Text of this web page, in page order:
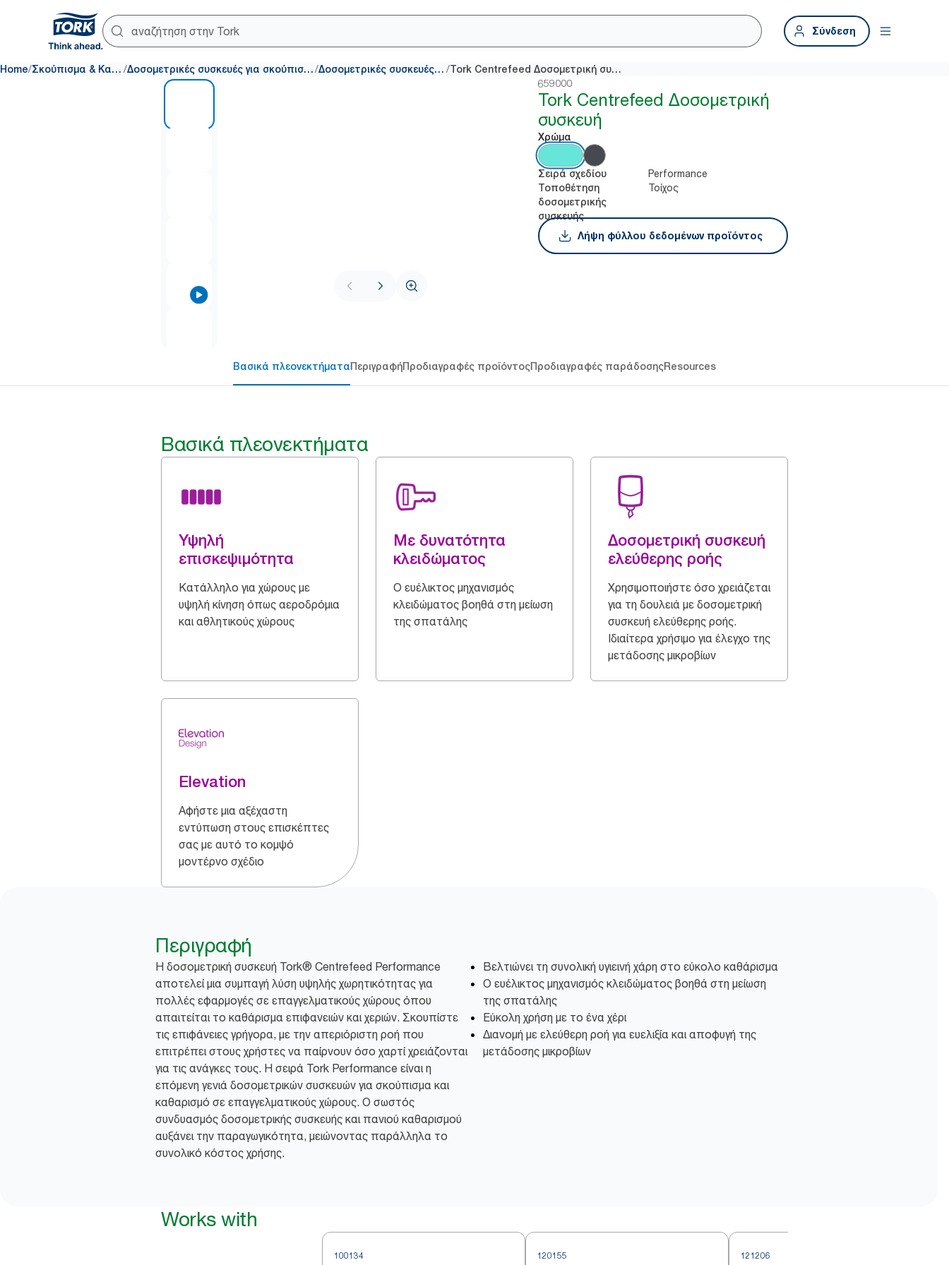
Σύνδεση
Home/ Σκούπισμα & Καθαρισμός / Δοσομετρικές συσκευές για σκούπισμα & καθάρισμα/ Δοσομετρικές συσκευές centerfeed / Tork Centrefeed Δοσομετρική συσκευή
659000
Tork Centrefeed Δοσομετρική
συσκευή
Χρώμα
Σειρά σχεδίου Performance
Τοποθέτηση
δοσομετρικής
συσκευής
Τοίχος
Λήψη φύλλου δεδομένων προϊόντος
Βασικά πλεονεκτήματαΠεριγραφήΠροδιαγραφές προϊόντοςΠροδιαγραφές παράδοσηςResources
Βασικά πλεονεκτήματα
Υψηλή
επισκεψιμότητα
Κατάλληλο για χώρους με
υψηλή κίνηση όπως αεροδρόμια
και αθλητικούς χώρους
Με δυνατότητα
κλειδώματος
Ο ευέλικτος μηχανισμός
κλειδώματος βοηθά στη μείωση
της σπατάλης
Δοσομετρική συσκευή
ελεύθερης ροής
Χρησιμοποιήστε όσο χρειάζεται
για τη δουλειά με δοσομετρική
συσκευή ελεύθερης ροής.
Ιδιαίτερα χρήσιμο για έλεγχο της
μετάδοσης μικροβίων
Elevation
Αφήστε μια αξέχαστη
εντύπωση στους επισκέπτες
σας με αυτό το κομψό
μοντέρνο σχέδιο
Περιγραφή
Η δοσομετρική συσκευή Tork® Centrefeed Performance
αποτελεί μια συμπαγή λύση υψηλής χωρητικότητας για
πολλές εφαρμογές σε επαγγελματικούς χώρους όπου
απαιτείται το καθάρισμα επιφανειών και χεριών. Σκουπίστε
τις επιφάνειες γρήγορα, με την απεριόριστη ροή που
επιτρέπει στους χρήστες να παίρνουν όσο χαρτί χρειάζονται
για τις ανάγκες τους. Η σειρά Tork Performance είναι η
επόμενη γενιά δοσομετρικών συσκευών για σκούπισμα και
καθαρισμό σε επαγγελματικούς χώρους. Ο σωστός
συνδυασμός δοσομετρικής συσκευής και πανιού καθαρισμού
αυξάνει την παραγωγικότητα, μειώνοντας παράλληλα το
συνολικό κόστος χρήσης.
Βελτιώνει τη συνολική υγιεινή χάρη στο εύκολο καθάρισμα
Ο ευέλικτος μηχανισμός κλειδώματος βοηθά στη μείωση
της σπατάλης
Εύκολη χρήση με το ένα χέρι
Διανομή με ελεύθερη ροή για ευελιξία και αποφυγή της
μετάδοσης μικροβίων
Works with
100134 120155 121206